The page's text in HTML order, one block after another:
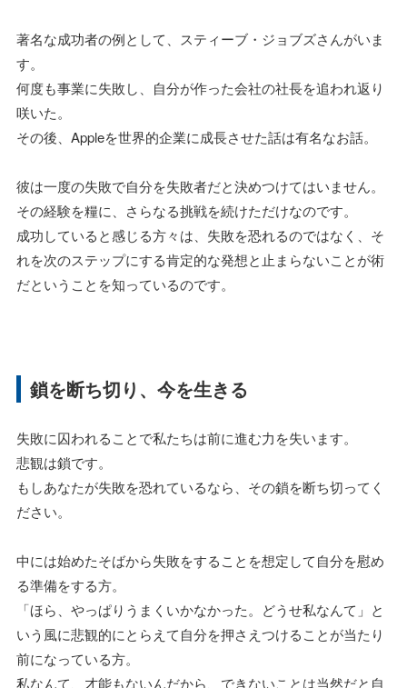
著名な成功者の例として、スティーブ・ジョブズさんがいま
す。
何度も事業に失敗し、自分が作った会社の社長を追われ返り
咲いた。
その後、Appleを世界的企業に成長させた話は有名なお話。
彼は一度の失敗で自分を失敗者だと決めつけてはいません。
その経験を糧に、さらなる挑戦を続けただけなのです。
成功していると感じる方々は、失敗を恐れるのではなく、そ
れを次のステップにする肯定的な発想と止まらないことが術
だということを知っているのです。
鎖を断ち切り、今を生きる
失敗に囚われることで私たちは前に進む力を失います。
悲観は鎖です。
もしあなたが失敗を恐れているなら、その鎖を断ち切ってく
ださい。
中には始めたそばから失敗をすることを想定して自分を慰め
る準備をする方。
「ほら、やっぱりうまくいかなかった。どうせ私なんて」と
いう風に悲観的にとらえて自分を押さえつけることが当たり
前になっている方。
私なんて、才能もないんだから、できないことは当然だと自